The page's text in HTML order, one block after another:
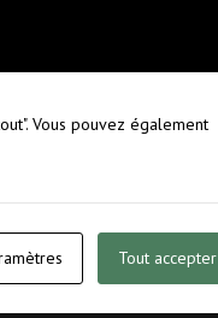
14
Vous pouvez également
Tout accepter